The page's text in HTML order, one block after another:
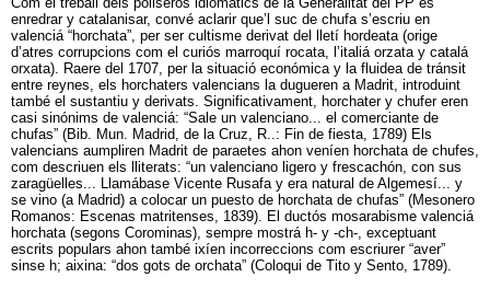
enredrar y catalanisar, convé aclarir que’l suc de chufa s’escriu en
valenciá “horchata”, per ser cultisme derivat del lletí hordeata (orige
d’atres corrupcions com el curiós marroquí rocata, l’italiá orzata y catalá
orxata). Raere del 1707, per la situació económica y la fluidea de tránsit
entre reynes, els horchaters valencians la dugueren a Madrit, introduint
també el sustantiu y derivats. Significativament, horchater y chufer eren
casi sinónims de valenciá: “Sale un valenciano... el comerciante de
chufas” (Bib. Mun. Madrid, de la Cruz, R..: Fin de fiesta, 1789) Els
valencians aumpliren Madrit de paraetes ahon veníen horchata de chufes,
com descriuen els lliterats: “un valenciano ligero y frescachón, con sus
zaragüelles... Llamábase Vicente Rusafa y era natural de Algemesí... y
se vino (a Madrid) a colocar un puesto de horchata de chufas” (Mesonero
Romanos: Escenas matritenses, 1839). El ductós mosarabisme valenciá
horchata (segons Corominas), sempre mostrá h- y -ch-, exceptuant
escrits populars ahon també ixíen incorreccions com escriurer “aver”
sinse h; aixina: “dos gots de orchata” (Coloqui de Tito y Sento, 1789).